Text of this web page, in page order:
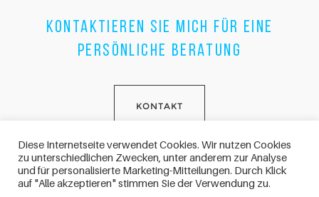
KONTAKTIEREN SIE MICH FÜR EINE
PERSÖNLICHE BERATUNG
KONTAKT
Datenschutz © 2010 - 2021 Astrologiezentrum
Diese Internetseite verwendet Cookies. Wir nutzen Cookies
zu unterschiedlichen Zwecken, unter anderem zur Analyse
und für personalisierte Marketing-Mitteilungen. Durch Klick
auf "Alle akzeptieren" stimmen Sie der Verwendung zu.